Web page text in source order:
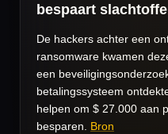
bespaart
De hackers achter een
ransomware kwamen
een
betalingssysteem
helpen om $ 27.000 aan
besparen. Bron